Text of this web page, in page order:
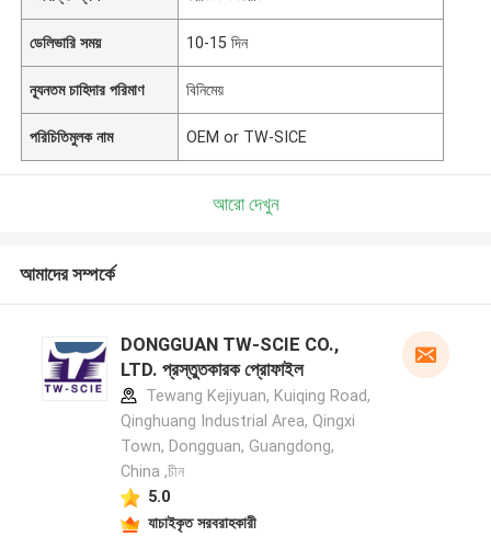
ডেলিভারি সময় 10-15 দিন
ন্যূনতম চাহিদার পরিমাণ বিনিমেয়
পরিচিতিমুলক নাম OEM or TW-SICE
আরো দেখুন
আমাদের সম্পর্কে
DONGGUAN TW-SCIE CO.,
LTD. প্রস্তুতকারক প্রোফাইল
Tewang Kejiyuan, Kuiqing Road,
Qinghuang Industrial Area, Qingxi
Town, Dongguan, Guangdong,
China ,চীন
5.0
যাচাইকৃত সরবরাহকারী